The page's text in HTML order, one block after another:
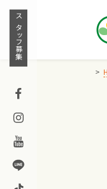
Skip
content
スタッフ募集
Facebook
Instagram
Youtube
Line